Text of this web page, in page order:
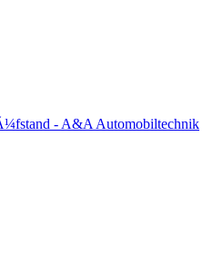
- A&A Automobiltechnik